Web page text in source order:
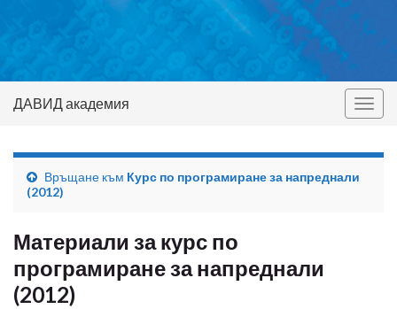
ДАВИД академия
Връщане към Курс по програмиране за напреднали
(2012)
Материали за курс по
програмиране за напреднали
(2012)